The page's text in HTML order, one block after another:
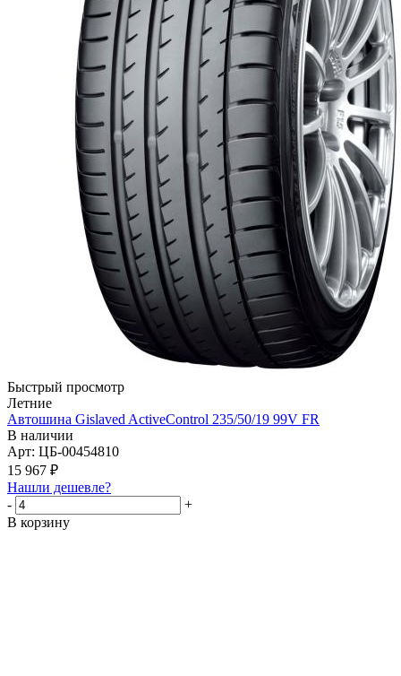
Быстрый просмотр
Летние
Автошина Gislaved ActiveControl 235/50/19 99V FR
В наличии
Арт: ЦБ-00454810
15 967 ₽
Нашли дешевле?
-
+
В корзину